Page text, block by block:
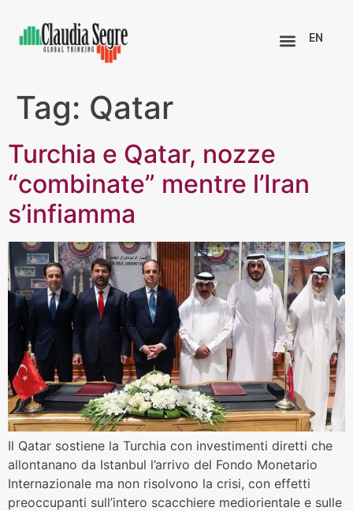
EN
Tag: Qatar
Turchia e Qatar, nozze
“combinate” mentre l’Iran
s’infiamma
Il Qatar sostiene la Turchia con investimenti diretti che
allontanano da Istanbul l’arrivo del Fondo Monetario
Internazionale ma non risolvono la crisi, con effetti
preoccupanti sull’intero scacchiere mediorientale e sulle